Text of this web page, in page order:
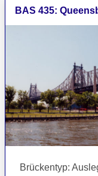
BAS 435:
Brückentyp: